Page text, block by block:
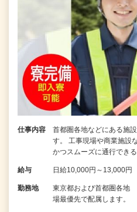
仕事内容
首都圏各地などにある施
す。 工事現場や商業施設
かつスムーズに通行でき
給与 日給10,000円～13,000円
勤務地
東京都および首都圏各地
場最優先で配属します。